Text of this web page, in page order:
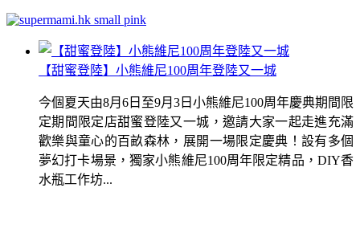
【甜蜜登陸】小熊維尼100周年登陸又一城
今個夏天由8月6日至9月3日小熊維尼100周年慶典期間限
定期間限定店甜蜜登陸又一城，邀請大家一起走進充滿
歡樂與童心的百畝森林，展開一場限定慶典！設有多個
夢幻打卡場景，獨家小熊維尼100周年限定精品，DIY香
水瓶工作坊...